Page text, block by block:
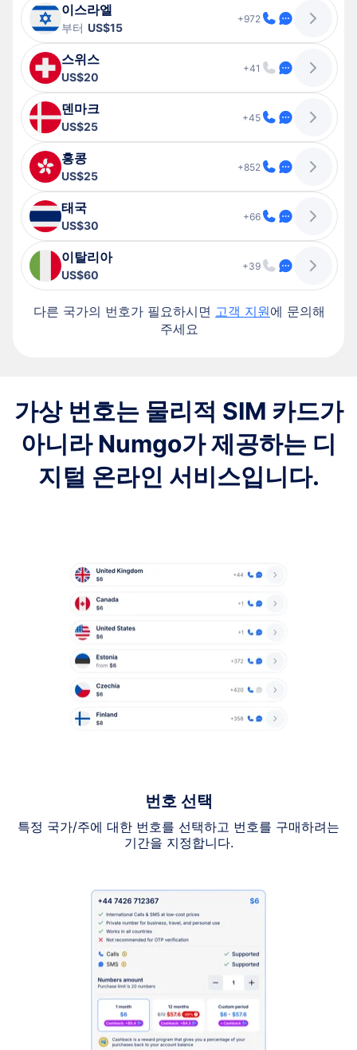
이스라엘
부터 US$15
+972
스위스
US$20
+41
덴마크
US$25
+45
홍콩
US$25
+852
태국
US$30
+66
이탈리아
US$60
+39
다른 국가의 번호가 필요하시면 고객 지원에 문의해
주세요
가상 번호는 물리적 SIM 카드가
아니라 Numgo가 제공하는 디
지털 온라인 서비스입니다.
번호 선택
특정 국가/주에 대한 번호를 선택하고 번호를 구매하려는
기간을 지정합니다.